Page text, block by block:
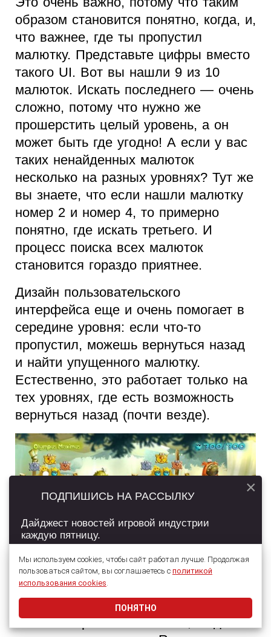
образом становится понятно, когда, и,
что важнее, где ты пропустил
малютку. Представьте цифры вместо
такого UI. Вот вы нашли 9 из 10
малюток. Искать последнего — очень
сложно, потому что нужно же
прошерстить целый уровень, а он
может быть где угодно! А если у вас
таких ненайденных малюток
несколько на разных уровнях? Тут же
вы знаете, что если нашли малютку
номер 2 и номер 4, то примерно
понятно, где искать третьего. И
процесс поиска всех малюток
становится гораздо приятнее.
Дизайн пользовательского
интерфейса еще и очень помогает в
середине уровня: если что-то
пропустил, можешь вернуться назад
и найти упущенного малютку.
Естественно, это работает только на
тех уровнях, где есть возможность
вернуться назад (почти везде).
Вот так Rayman Legends и делает
процесс поиска сотен малюток таким
легким и приятным. Помню, когда
Мы используем cookies, чтобы сайт работал лучше. Продолжая
пользоваться сайтом, вы соглашаетесь с политикой
использования cookies.
ПОНЯТНО
ПОДПИШИСЬ НА РАССЫЛКУ
Дайджест новостей игровой индустрии
каждую пятницу.
Даю согласие на обработкуперсональных данных
×